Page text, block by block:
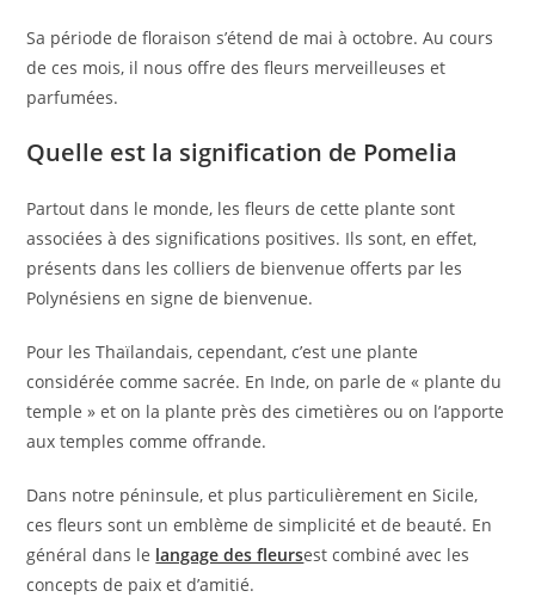
Sa période de floraison s’étend de mai à octobre. Au cours
de ces mois, il nous offre des fleurs merveilleuses et
parfumées.
Quelle est la signification de Pomelia
Partout dans le monde, les fleurs de cette plante sont
associées à des significations positives. Ils sont, en effet,
présents dans les colliers de bienvenue offerts par les
Polynésiens en signe de bienvenue.
Pour les Thaïlandais, cependant, c’est une plante
considérée comme sacrée. En Inde, on parle de « plante du
temple » et on la plante près des cimetières ou on l’apporte
aux temples comme offrande.
Dans notre péninsule, et plus particulièrement en Sicile,
ces fleurs sont un emblème de simplicité et de beauté. En
général dans le langage des fleursest combiné avec les
concepts de paix et d’amitié.